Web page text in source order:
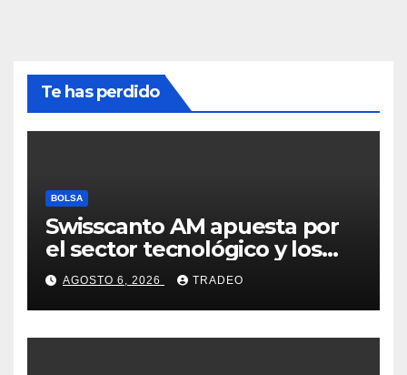
Te has perdido
BOLSA
Swisscanto AM apuesta por
el sector tecnológico y los
valores cíclicos para ganar en
bolsa
AGOSTO 6, 2026 TRADEO